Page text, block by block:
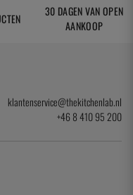
30 DAGEN VAN OPEN
AANKOOP
klantenservice@thekitchenlab.nl
+46 8 410 95 200